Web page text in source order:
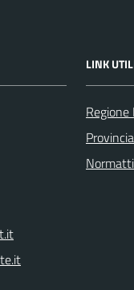
LINK